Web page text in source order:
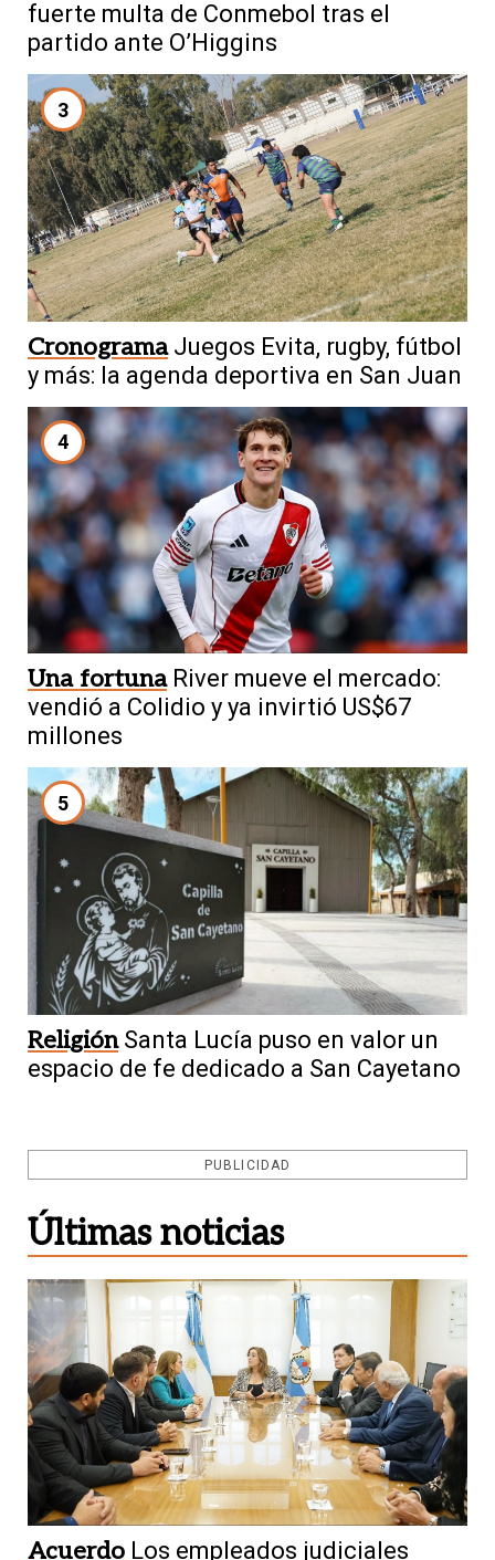
fuerte multa de Conmebol tras el
partido ante O’Higgins
3
Cronograma Juegos Evita, rugby, fútbol
y más: la agenda deportiva en San Juan
4
Una fortuna River mueve el mercado:
vendió a Colidio y ya invirtió US$67
millones
5
Religión Santa Lucía puso en valor un
espacio de fe dedicado a San Cayetano
PUBLICIDAD
Últimas noticias
Acuerdo Los empleados judiciales